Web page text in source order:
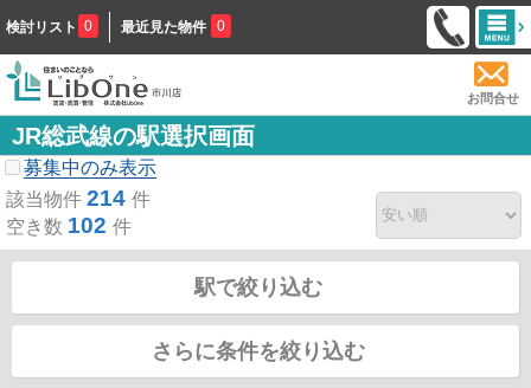
検討リスト 0 最近見た物件 0
お問合せ
JR総武線の駅選択画面
募集中のみ表示
該当物件 214 件
空き数 102 件
駅で絞り込む
さらに条件を絞り込む